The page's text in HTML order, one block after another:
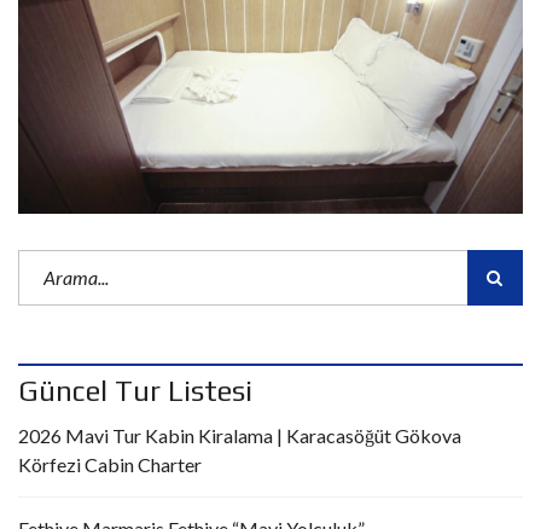
Güncel Tur Listesi
2026 Mavi Tur Kabin Kiralama | Karacasöğüt Gökova
Körfezi Cabin Charter